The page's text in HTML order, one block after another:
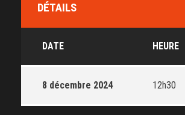
DÉTAILS
DATE HEURE
8 décembre 2024 12h30